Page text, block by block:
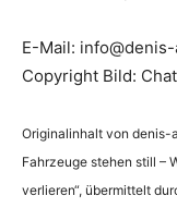
E-Mail:
Copyright Bild:
Originalinhalt von denis-
Fahrzeuge stehen still –
verlieren“, übermittelt